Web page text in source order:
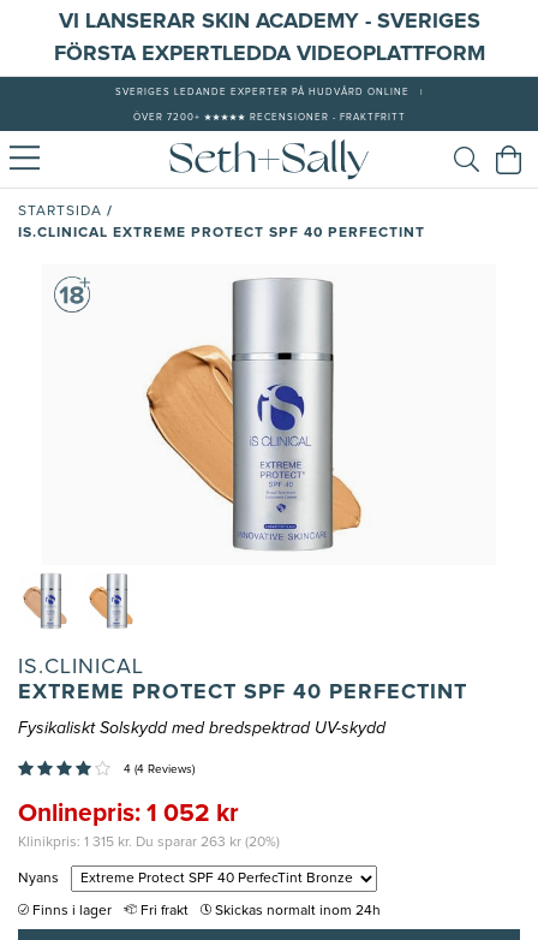
VI LANSERAR SKIN ACADEMY - SVERIGES
FÖRSTA EXPERTLEDDA VIDEOPLATTFORM
SVERIGES LEDANDE EXPERTER PÅ HUDVÅRD ONLINE
ÖVER 7200+ ★★★★★ RECENSIONER - FRAKTFRITT
STARTSIDA /
IS.CLINICAL EXTREME PROTECT SPF 40 PERFECTINT
IS.CLINICAL
EXTREME PROTECT SPF 40 PERFECTINT
Fysikaliskt Solskydd med bredspektrad UV-skydd
4 (4 Reviews)
Onlinepris: 1 052 kr
Klinikpris: 1 315 kr. Du sparar 263 kr (20%)
Nyans
Finns i lager Fri frakt Skickas normalt inom 24h